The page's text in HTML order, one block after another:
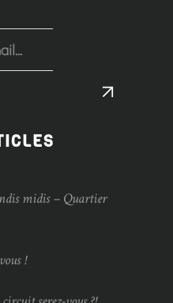
midis – Quartier
!